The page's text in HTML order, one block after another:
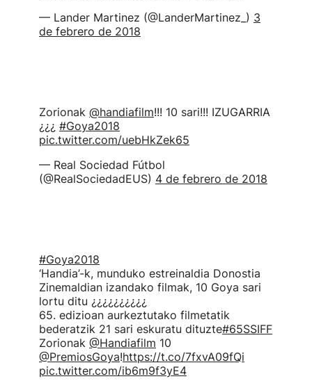
— Lander Martinez (@LanderMartinez_) 3
de febrero de 2018
Zorionak @handiafilm!!! 10 sari!!! IZUGARRIA
¿¿¿ #Goya2018
pic.twitter.com/uebHkZek65
— Real Sociedad Fútbol
(@RealSociedadEUS) 4 de febrero de 2018
#Goya2018
‘Handia’-k, munduko estreinaldia Donostia
Zinemaldian izandako filmak, 10 Goya sari
lortu ditu ¿¿¿¿¿¿¿¿¿¿
65. edizioan aurkeztutako filmetatik
bederatzik 21 sari eskuratu dituzte#65SSIFF
Zorionak @Handiafilm 10
@PremiosGoya!https://t.co/7fxvA09fQi
pic.twitter.com/ib6m9f3yE4